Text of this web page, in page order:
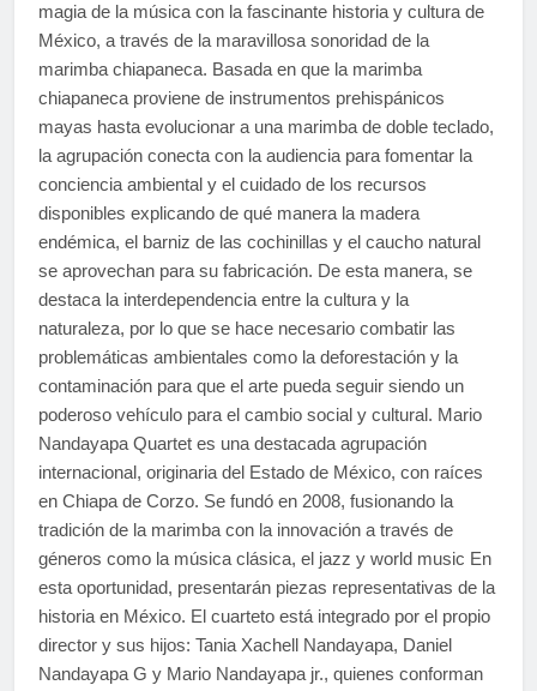
magia de la música con la fascinante historia y cultura de
México, a través de la maravillosa sonoridad de la
marimba chiapaneca. Basada en que la marimba
chiapaneca proviene de instrumentos prehispánicos
mayas hasta evolucionar a una marimba de doble teclado,
la agrupación conecta con la audiencia para fomentar la
conciencia ambiental y el cuidado de los recursos
disponibles explicando de qué manera la madera
endémica, el barniz de las cochinillas y el caucho natural
se aprovechan para su fabricación. De esta manera, se
destaca la interdependencia entre la cultura y la
naturaleza, por lo que se hace necesario combatir las
problemáticas ambientales como la deforestación y la
contaminación para que el arte pueda seguir siendo un
poderoso vehículo para el cambio social y cultural. Mario
Nandayapa Quartet es una destacada agrupación
internacional, originaria del Estado de México, con raíces
en Chiapa de Corzo. Se fundó en 2008, fusionando la
tradición de la marimba con la innovación a través de
géneros como la música clásica, el jazz y world music En
esta oportunidad, presentarán piezas representativas de la
historia en México. El cuarteto está integrado por el propio
director y sus hijos: Tania Xachell Nandayapa, Daniel
Nandayapa G y Mario Nandayapa jr., quienes conforman